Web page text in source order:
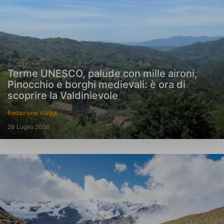
Terme UNESCO, palude con mille aironi,
Pinocchio e borghi medievali: è ora di
scoprire la Valdinievole
Redazione Viaggi
28 Luglio 2026